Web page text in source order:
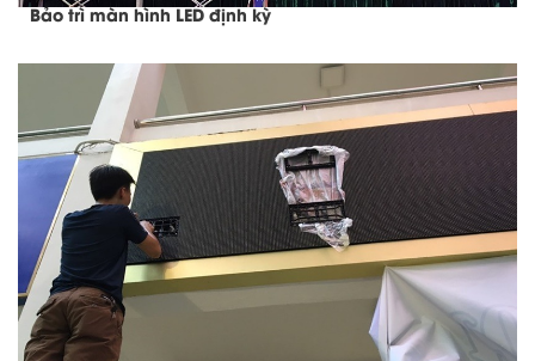
Bảo trì màn hình LED định kỳ